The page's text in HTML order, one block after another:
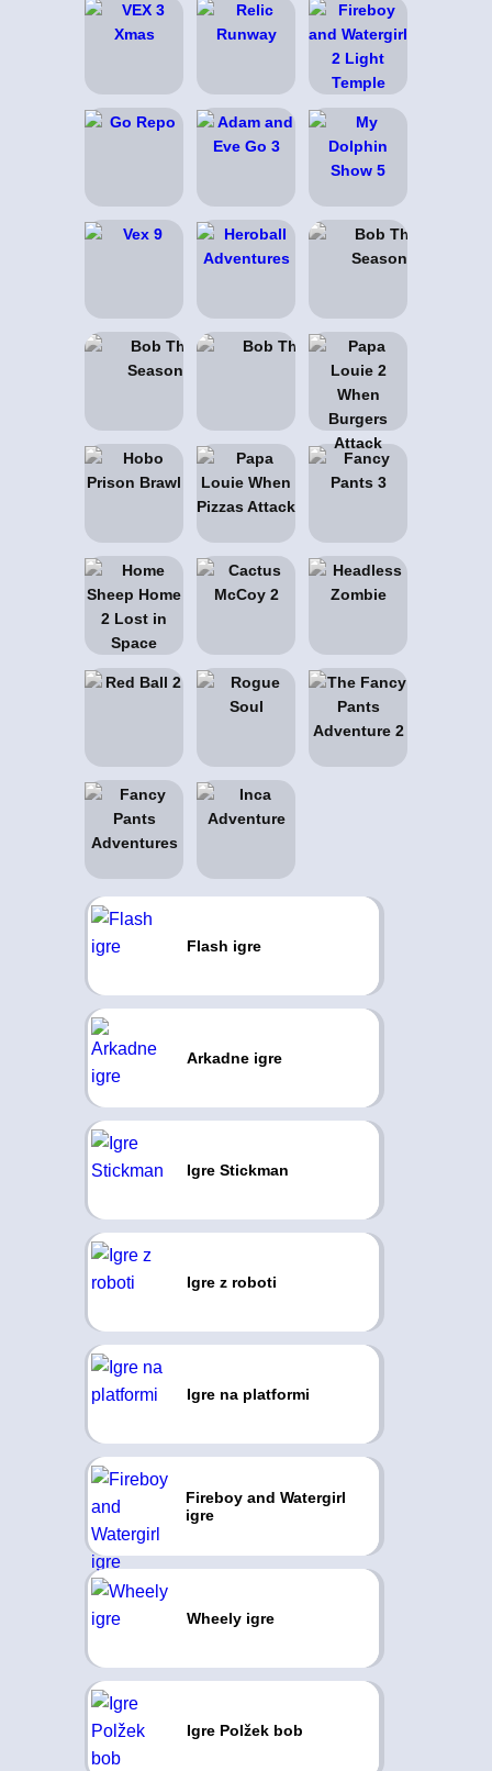
Flash igre
Arkadne igre
Igre Stickman
Igre z roboti
Igre na platformi
Fireboy and Watergirl
igre
Wheely igre
Igre Polžek bob